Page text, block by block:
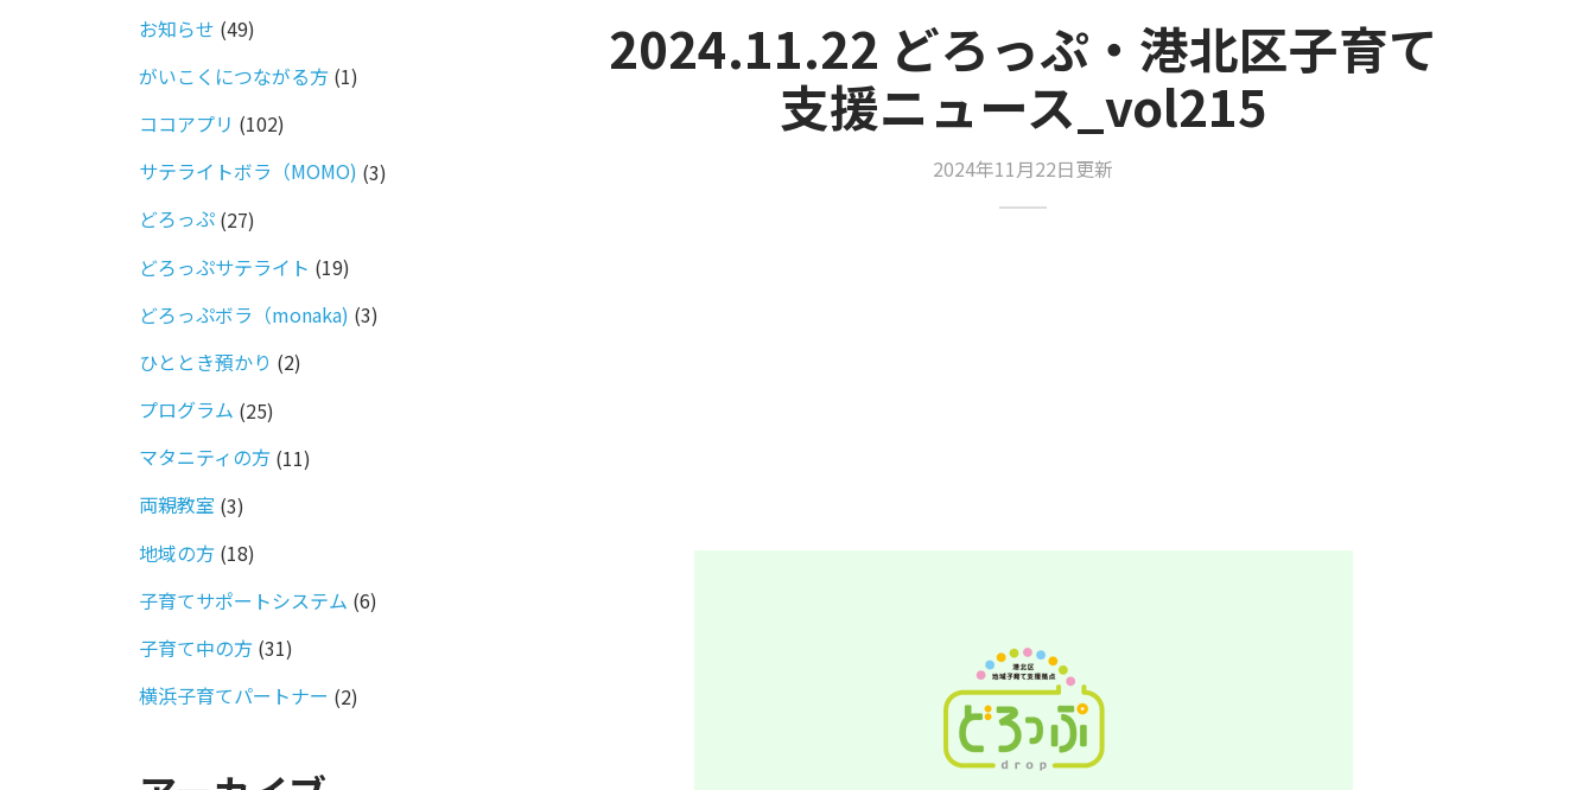
2024.11.22 どろっぷ・港北区子育て
支援ニュース_vol215
2024年11月22日更新
お知らせ (49)
がいこくにつながる方 (1)
ココアプリ (102)
サテライトボラ（MOMO) (3)
どろっぷ (27)
どろっぷサテライト (19)
どろっぷボラ（monaka) (3)
ひととき預かり (2)
プログラム (25)
マタニティの方 (11)
両親教室 (3)
地域の方 (18)
子育てサポートシステム (6)
子育て中の方 (31)
横浜子育てパートナー (2)